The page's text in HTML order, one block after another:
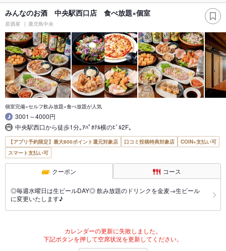
みんなのお酒 中央駅西口店 食べ放題×個室
居酒屋 鹿児島中央
個室完備×セルフ飲み放題×食べ放題が人気
3001～4000円
中央駅西口から徒歩1分｡ｱﾊﾟﾎﾃﾙ横のﾋﾞﾙ2F｡
【アプリ予約限定】最大800ポイント還元対象店 口コミ投稿特典対象店
COIN+支払い可
スマート支払い可
クーポン コース
◎毎週水曜日は生ビールDAY◎ 飲み放題のドリンクを金麦→生ビール
に変更いたします♪
カレンダーの更新に失敗しました。
下記ボタンを押して空席状況を更新してください。